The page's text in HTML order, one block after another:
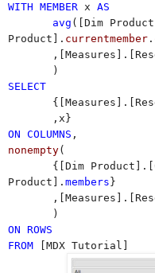
WITH MEMBER x AS
avg ([Dim
Product]. currentmember .
)
SELECT
,x}
ON COLUMNS ,
nonempty(
{[Dim
Product]. members }
)
ON ROWS
FROM [MDX Tutorial]